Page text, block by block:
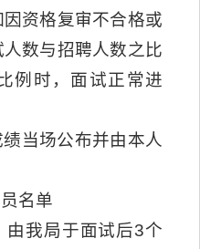
资格复审不合格或
数与招聘人数之比
例时，面试正常进
当场公布并由本人
名单
由我局于面试后3个